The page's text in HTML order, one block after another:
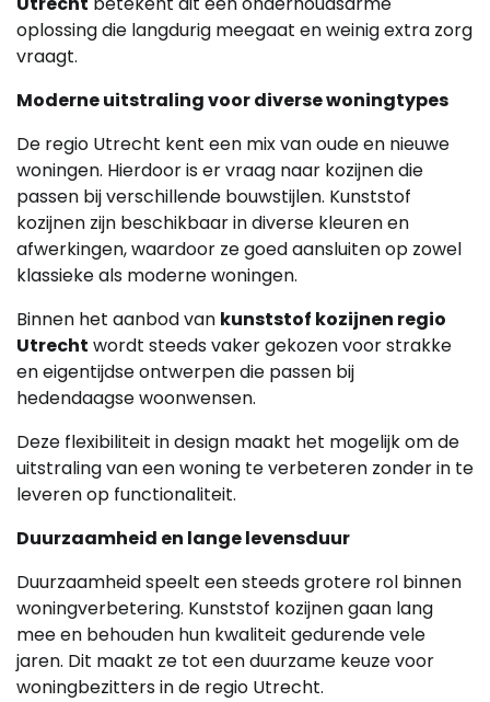
oplossing die langdurig meegaat en weinig extra zorg
vraagt.
Moderne uitstraling voor diverse woningtypes
De regio Utrecht kent een mix van oude en nieuwe
woningen. Hierdoor is er vraag naar kozijnen die
passen bij verschillende bouwstijlen. Kunststof
kozijnen zijn beschikbaar in diverse kleuren en
afwerkingen, waardoor ze goed aansluiten op zowel
klassieke als moderne woningen.
Binnen het aanbod van kunststof kozijnen regio
Utrecht wordt steeds vaker gekozen voor strakke
en eigentijdse ontwerpen die passen bij
hedendaagse woonwensen.
Deze flexibiliteit in design maakt het mogelijk om de
uitstraling van een woning te verbeteren zonder in te
leveren op functionaliteit.
Duurzaamheid en lange levensduur
Duurzaamheid speelt een steeds grotere rol binnen
woningverbetering. Kunststof kozijnen gaan lang
mee en behouden hun kwaliteit gedurende vele
jaren. Dit maakt ze tot een duurzame keuze voor
woningbezitters in de regio Utrecht.